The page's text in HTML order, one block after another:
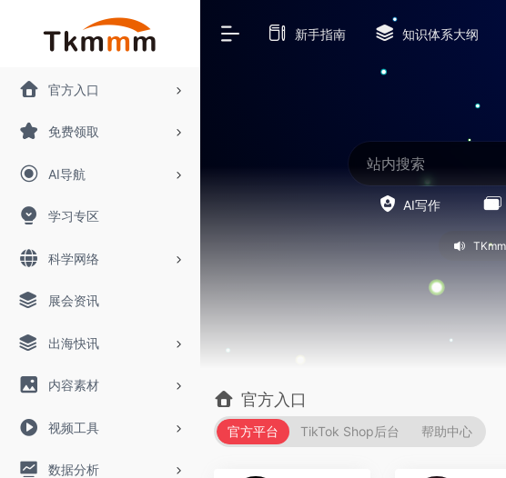
官方入口
免费领取
AI导航
学习专区
科学网络
展会资讯
出海快讯
内容素材
视频工具
数据分析
新手指南 知识体系大纲
AI写作
官方入口
官方平台 TikTok Shop后台 帮助中心